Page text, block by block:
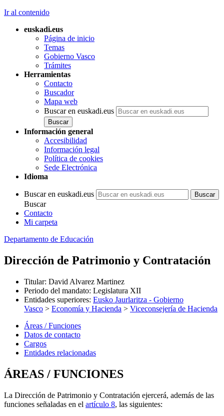
Ir al contenido
euskadi.eus
Página de inicio
Temas
Gobierno Vasco
Trámites
Herramientas
Contacto
Buscador
Mapa web
Buscar en euskadi.eus
Información general
Accesibilidad
Información legal
Política de cookies
Sede Electrónica
Idioma
Buscar en euskadi.eus
Buscar
Contacto
Mi carpeta
Departamento de Educación
Dirección de Patrimonio y Contratación
Titular: David Alvarez Martinez
Periodo del mandato: Legislatura XII
Entidades superiores: Eusko Jaurlaritza - Gobierno
Vasco > Economía y Hacienda > Viceconsejería de Hacienda
Áreas / Funciones
Datos de contacto
Cargos
Entidades relacionadas
ÁREAS / FUNCIONES
La Dirección de Patrimonio y Contratación ejercerá, además de las
funciones señaladas en el artículo 8, las siguientes: